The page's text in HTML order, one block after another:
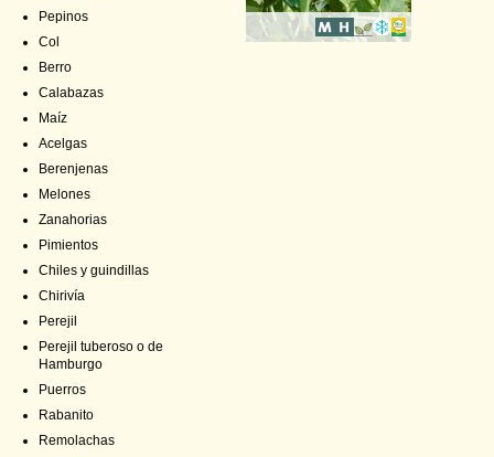
Pepinos
Col
Berro
Calabazas
Maíz
Acelgas
Berenjenas
Melones
Zanahorias
Pimientos
Chiles y guindillas
Chirivía
Perejil
Perejil tuberoso o de
Hamburgo
Puerros
Rabanito
Remolachas